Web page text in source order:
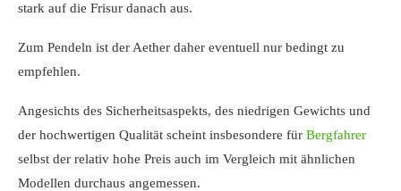
stark auf die Frisur danach aus.
Zum Pendeln ist der Aether daher eventuell nur bedingt zu
empfehlen.
Angesichts des Sicherheitsaspekts, des niedrigen Gewichts und
der hochwertigen Qualität scheint insbesondere für Bergfahrer
selbst der relativ hohe Preis auch im Vergleich mit ähnlichen
Modellen durchaus angemessen.